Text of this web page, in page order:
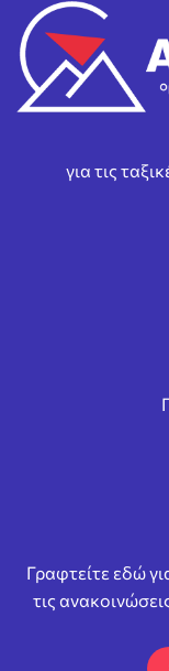
για τις
Γραφτείτε εδώ
τις